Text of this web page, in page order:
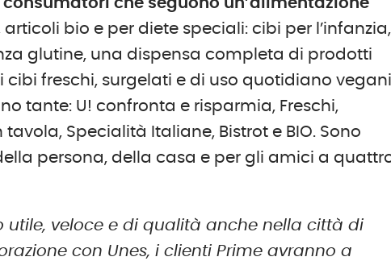
bio e per diete speciali: cibi per l’infanzia,
glutine, una dispensa completa di prodotti
cibi freschi, surgelati e di uso quotidiano
tante: U! confronta e risparmia, Freschi,
Specialità Italiane, Bistrot e BIO. Sono
persona, della casa e per gli amici a
utile, veloce e di qualità anche nella città di
con Unes, i clienti Prime avranno a